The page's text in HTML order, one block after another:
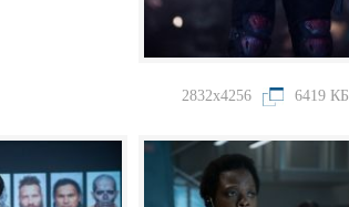
2832x4256 6419 КБ